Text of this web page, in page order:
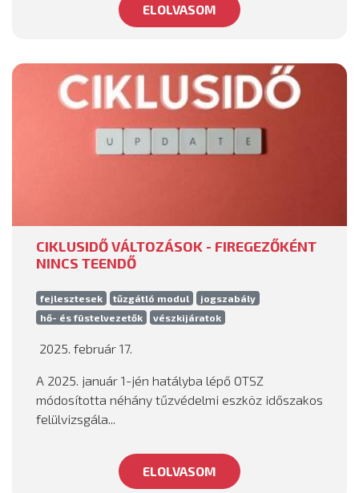
ELOLVASOM
CIKLUSIDŐ VÁLTOZÁSOK - FIREGEZŐKÉNT
NINCS TEENDŐ
fejlesztesek tűzgátló modul
jogszabály
hő- és füstelvezetők
vészkijáratok
2025. február 17.
A 2025. január 1-jén hatályba lépő OTSZ
módosította néhány tűzvédelmi eszköz időszakos
felülvizsgála...
ELOLVASOM